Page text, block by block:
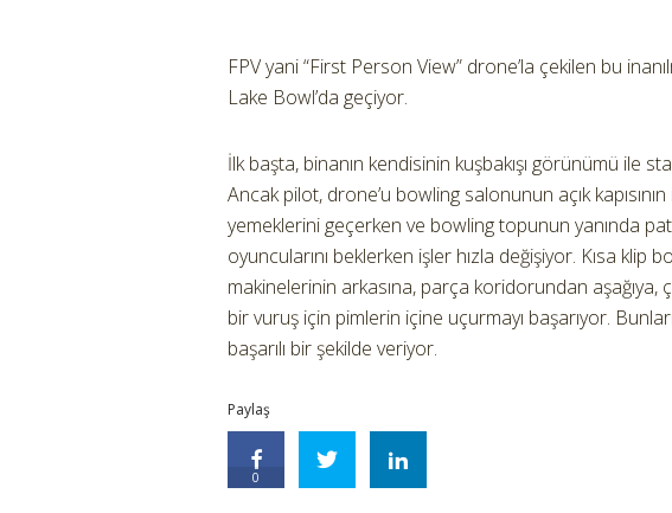
FPV yani “First Person View” drone’la çekilen bu
Lake Bowl’da geçiyor.
İlk başta, binanın kendisinin kuşbakışı görünümü ile
Ancak pilot, drone’u bowling salonunun açık
yemeklerini geçerken ve bowling topunun yanında
oyuncularını beklerken işler hızla değişiyor. Kısa klip
makinelerinin arkasına, parça koridorundan aşağıya,
bir vuruş için pimlerin içine uçurmayı başarıyor.
başarılı bir şekilde veriyor.
Paylaş
0